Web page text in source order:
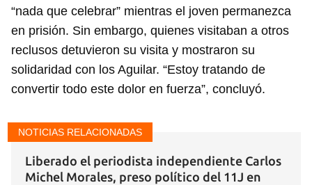
“nada que celebrar” mientras el joven permanezca
en prisión. Sin embargo, quienes visitaban a otros
reclusos detuvieron su visita y mostraron su
solidaridad con los Aguilar. “Estoy tratando de
convertir todo este dolor en fuerza”, concluyó.
NOTICIAS RELACIONADAS
Liberado el periodista independiente Carlos
Michel Morales, preso político del 11J en